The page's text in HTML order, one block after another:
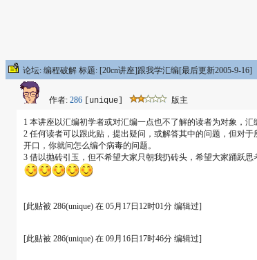
论坛: 编程破解 标题: [20cn讲座]跟我学汇编[最后更新2005-9-16]
作者: 286 [unique] 版主
1 本讲座以汇编初学者或对汇编一点也不了解的读者为对象，
2 任何读者可以跟此贴，提出疑问，或解答其中的问题，但对
开口，你就问怎么编个病毒的问题。
3 借以抛砖引玉，但不希望大家只朝我扔砖头，希望大家踊跃思
[此贴被 286(unique) 在 05月17日12时01分 编辑过]
[此贴被 286(unique) 在 09月16日17时46分 编辑过]